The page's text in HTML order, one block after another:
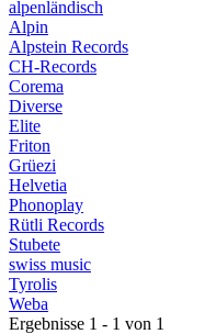
alpenländisch
Alpin
Alpstein Records
CH-Records
Corema
Diverse
Elite
Friton
Grüezi
Helvetia
Phonoplay
Rütli Records
Stubete
swiss music
Tyrolis
Weba
Ergebnisse 1 - 1 von 1